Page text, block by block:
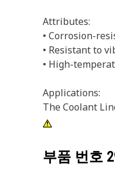
Attributes:
• Corrosion-
• Resistant to
• High-
Applications:
The Coolant
부품 번호